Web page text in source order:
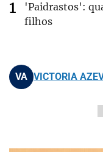
'Paidrastos':
filhos
VA VICTORIA